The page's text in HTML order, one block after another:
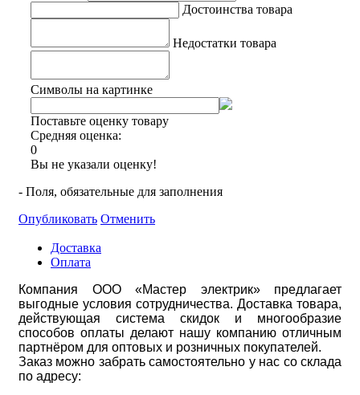
Достоинства товара
Недостатки товара
Символы на картинке
Поставьте оценку товару
Средняя оценка:
0
Вы не указали оценку!
- Поля, обязательные для заполнения
Опубликовать Отменить
Доставка
Оплата
Компания ООО «Мастер электрик» предлагает
выгодные условия сотрудничества. Доставка товара,
действующая система скидок и многообразие
способов оплаты делают нашу компанию отличным
партнёром для оптовых и розничных покупателей.
Заказ можно забрать самостоятельно у нас со склада
по адресу: